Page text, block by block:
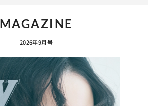
MAGAZINE
2026年9月号